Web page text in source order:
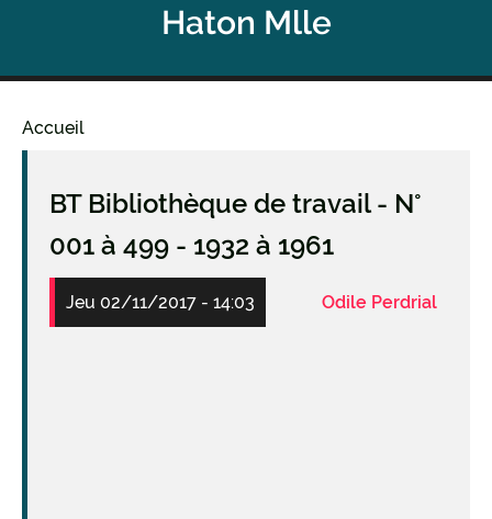
Haton Mlle
Fil
d'Ariane
Accueil
BT Bibliothèque de travail - N°
001 à 499 - 1932 à 1961
Jeu 02/11/2017 - 14:03 Odile Perdrial